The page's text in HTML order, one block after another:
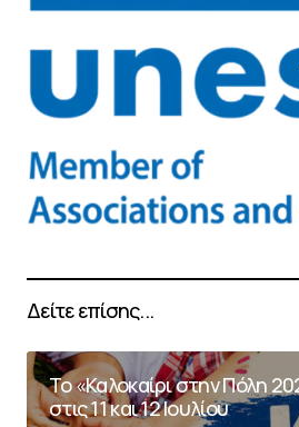
Δείτε επίσης...
Το «Καλοκαίρι στην Πόλη
στις 11 και 12 Ιουλίου